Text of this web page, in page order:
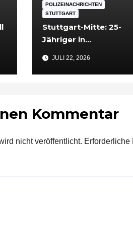
POLIZEINACHRICHTEN
STUTTGART
Stuttgart-Mitte: 25-
Jähriger in
verletzt
JULI 22, 2026
Kommentar
nicht veröffentlicht. Erforderliche